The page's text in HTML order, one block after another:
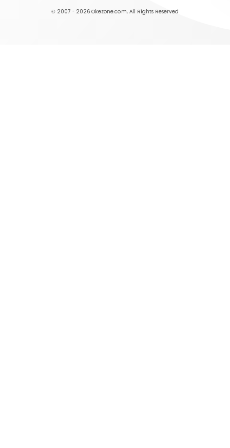
© 2007 - 2026 Okezone.com, All Rights Reserved